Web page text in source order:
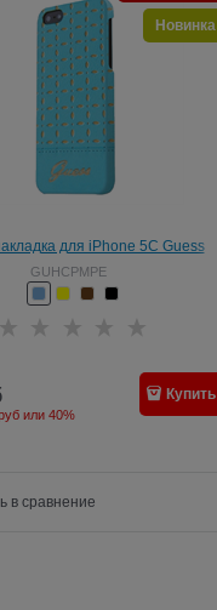
для iPhone 5C Guess
GIANINA
GUHCPMPE
Новинка
или 40%
Купить
в сравнение